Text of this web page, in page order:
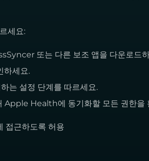
세요:
또는 다른 보조 앱을 다운로드
하세요.
는 설정 단계를 따르세요.
Apple Health에 동기화할 모든 권한을
근하도록 허용